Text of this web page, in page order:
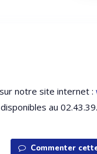
notre site internet :
au
Commenter